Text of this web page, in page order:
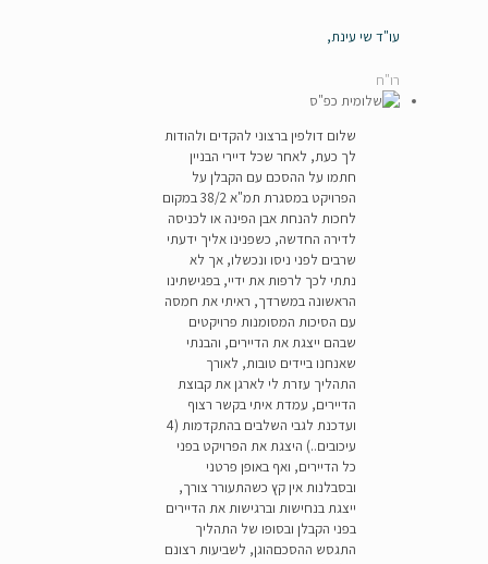
עו"ד שי עינת,
רו"ח
שלום דולפין ברצוני להקדים ולהודות
לך כעת, לאחר שכל דיירי הבניין
חתמו על ההסכם עם הקבלן על
הפרויקט במסגרת תמ"א 38/2 במקום
לחכות להנחת אבן הפינה או לכניסה
לדירה החדשה, כשפנינו אליך ידעתי
שרבים לפני ניסו ונכשלו, אך לא
נתתי לכך לרפות את ידיי, בפגישתינו
הראשונה במשרדך, ראיתי את חמסה
עם הסיכות המסומנות פרויקטים
שבהם ייצגת את הדיירים, והבנתי
שאנחנו ביידים טובות, לאורך
התהליך עזרת לי לארגן את קבוצת
הדיירים, עמדת איתי בקשר רצוף
ועדכנת לגבי השלבים בהתקדמות (4
עיכובים..) היצגת את הפרויקט בפני
כל הדיירים, ואף באופן פרטני
ובסבלנות אין קץ כשהתעורר צורך,
ייצגת בנחישות וברגישות את הדיירים
בפני הקבלן ובסופו של התהליך
התגסש ההסכםהוגן, לשביעות רצונם